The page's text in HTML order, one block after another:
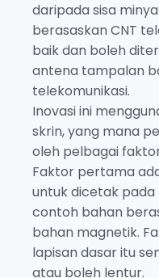
daripada sisa
berasaskan CNT
baik dan boleh
antena tampalan
telekomunikasi.
Inovasi ini
skrin, yang mana
oleh pelbagai
Faktor pertama
untuk dicetak pada
contoh bahan
bahan magnetik.
lapisan dasar itu
atau boleh lentur.